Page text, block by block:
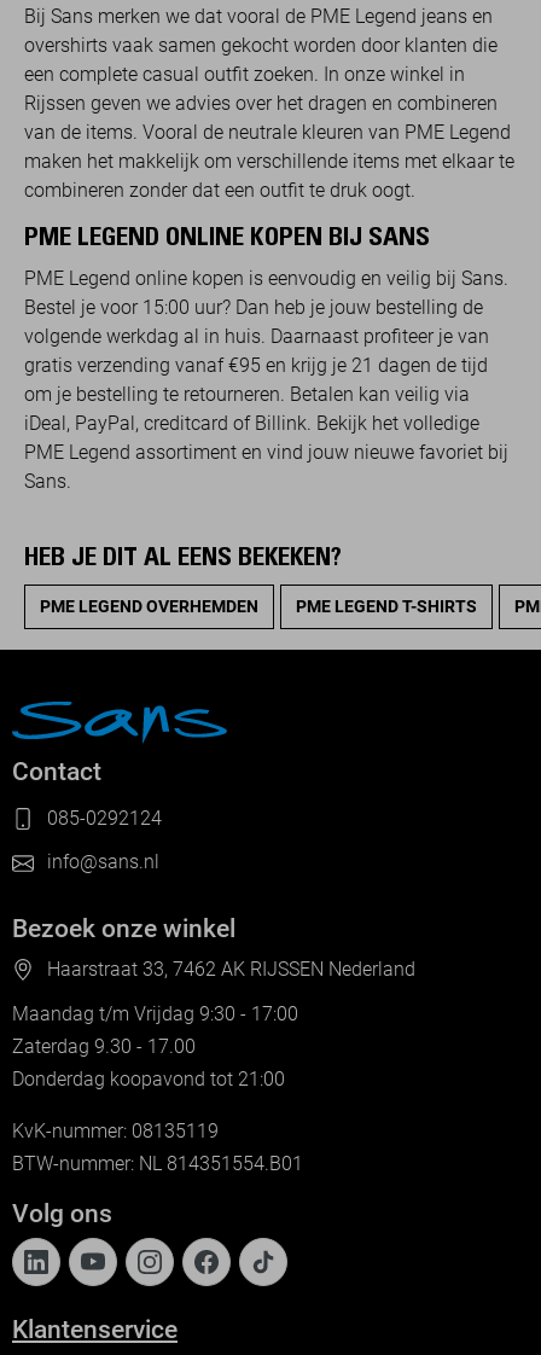
Bij Sans merken we dat vooral de PME Legend jeans en
overshirts vaak samen gekocht worden door klanten die
een complete casual outfit zoeken. In onze winkel in
Rijssen geven we advies over het dragen en combineren
van de items. Vooral de neutrale kleuren van PME Legend
maken het makkelijk om verschillende items met elkaar te
combineren zonder dat een outfit te druk oogt.
PME LEGEND ONLINE KOPEN BIJ SANS
PME Legend online kopen is eenvoudig en veilig bij Sans.
Bestel je voor 15:00 uur? Dan heb je jouw bestelling de
volgende werkdag al in huis. Daarnaast profiteer je van
gratis verzending vanaf €95 en krijg je 21 dagen de tijd
om je bestelling te retourneren. Betalen kan veilig via
iDeal, PayPal, creditcard of Billink. Bekijk het volledige
PME Legend assortiment en vind jouw nieuwe favoriet bij
Sans.
HEB JE DIT AL EENS BEKEKEN?
PME LEGEND OVERHEMDEN PME LEGEND T-SHIRTS
Contact
085-0292124
info@sans.nl
Bezoek onze winkel
Haarstraat 33, 7462 AK RIJSSEN Nederland
Maandag t/m Vrijdag 9:30 - 17:00
Zaterdag 9.30 - 17.00
Donderdag koopavond tot 21:00
KvK-nummer: 08135119
BTW-nummer: NL 814351554.B01
Volg ons
Klantenservice